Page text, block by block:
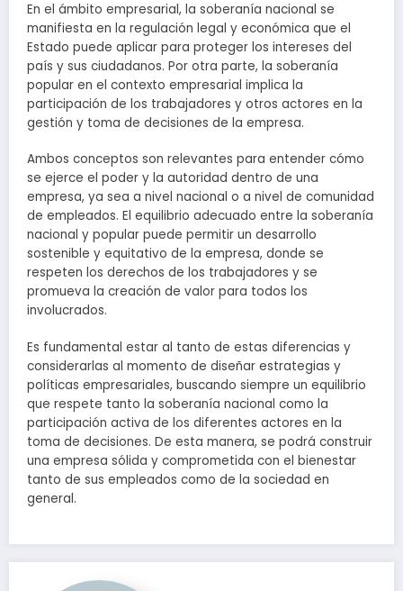
En el ámbito empresarial, la soberanía nacional se
manifiesta en la regulación legal y económica que el
Estado puede aplicar para proteger los intereses del
país y sus ciudadanos. Por otra parte, la soberanía
popular en el contexto empresarial implica la
participación de los trabajadores y otros actores en la
gestión y toma de decisiones de la empresa.
Ambos conceptos son relevantes para entender cómo
se ejerce el poder y la autoridad dentro de una
empresa, ya sea a nivel nacional o a nivel de comunidad
de empleados. El equilibrio adecuado entre la soberanía
nacional y popular puede permitir un desarrollo
sostenible y equitativo de la empresa, donde se
respeten los derechos de los trabajadores y se
promueva la creación de valor para todos los
involucrados.
Es fundamental estar al tanto de estas diferencias y
considerarlas al momento de diseñar estrategias y
políticas empresariales, buscando siempre un equilibrio
que respete tanto la soberanía nacional como la
participación activa de los diferentes actores en la
toma de decisiones. De esta manera, se podrá construir
una empresa sólida y comprometida con el bienestar
tanto de sus empleados como de la sociedad en
general.